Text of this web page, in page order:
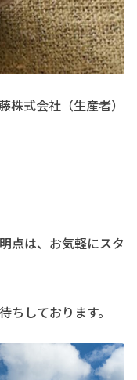
式会社（生産者）
点は、お気軽にスタ
ちしております。